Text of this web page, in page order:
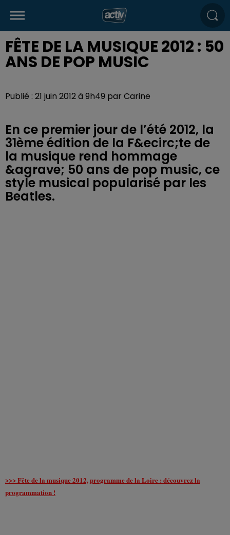
FÊTE DE LA MUSIQUE 2012 : 50
ANS DE POP MUSIC
Publié : 21 juin 2012 à 9h49 par Carine
En ce premier jour de l’été 2012, la
31ème édition de la F&ecirc;te de
la musique rend hommage
&agrave; 50 ans de pop music, ce
style musical popularisé par les
Beatles.
>>> Fête de la musique 2012, programme de la Loire : découvrez la
programmation !